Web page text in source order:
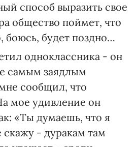
способ выразить свое
общество поймет, что
боюсь, будет поздно…
одноклассника - он
самым заядлым
сообщил, что
мое удивление он
«Ты думаешь, что я
скажу - дуракам там